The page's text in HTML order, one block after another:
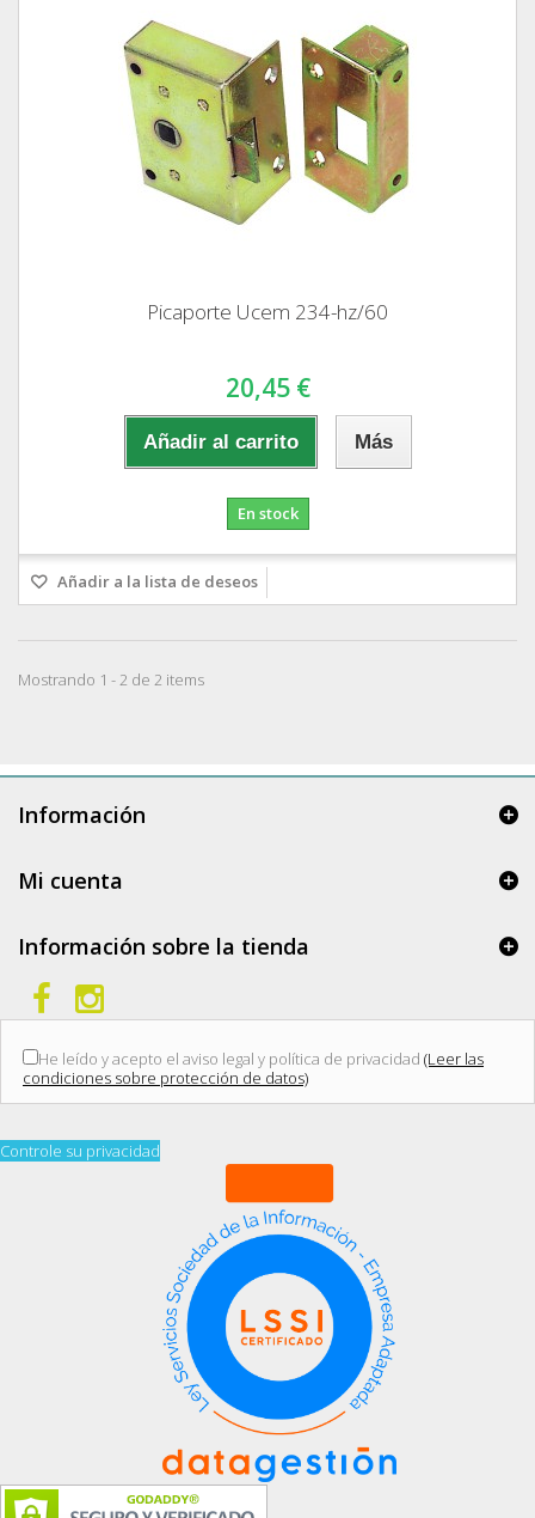
Picaporte Ucem 234-hz/60
20,45 €
Añadir al carrito Más
En stock
Añadir a la lista de deseos
Mostrando 1 - 2 de 2 items
Información
Mi cuenta
Información sobre la tienda
He leído y acepto el aviso legal y política de privacidad (Leer las
condiciones sobre protección de datos)
Controle su privacidad